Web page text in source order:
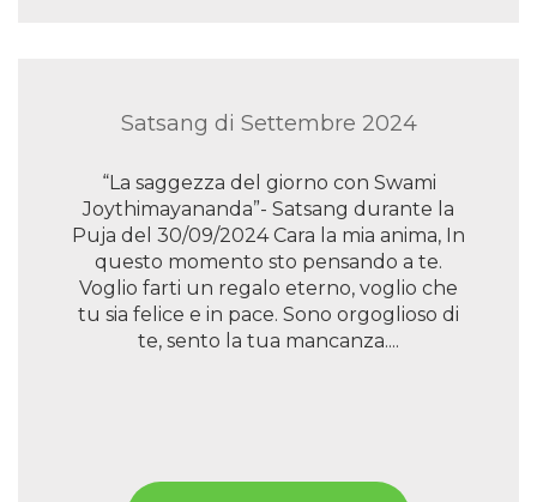
Satsang di Settembre 2024
“La saggezza del giorno con Swami
Joythimayananda”- Satsang durante la
Puja del 30/09/2024 Cara la mia anima, In
questo momento sto pensando a te.
Voglio farti un regalo eterno, voglio che
tu sia felice e in pace. Sono orgoglioso di
te, sento la tua mancanza....